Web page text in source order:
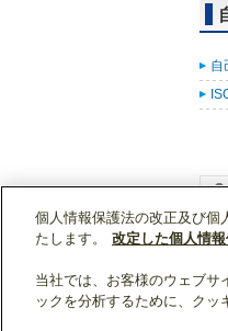
自
個人情報保護法の改正及び個
たします。
改定した個人情
当社では、お客様のウェブサ
ックを分析するために、クッ